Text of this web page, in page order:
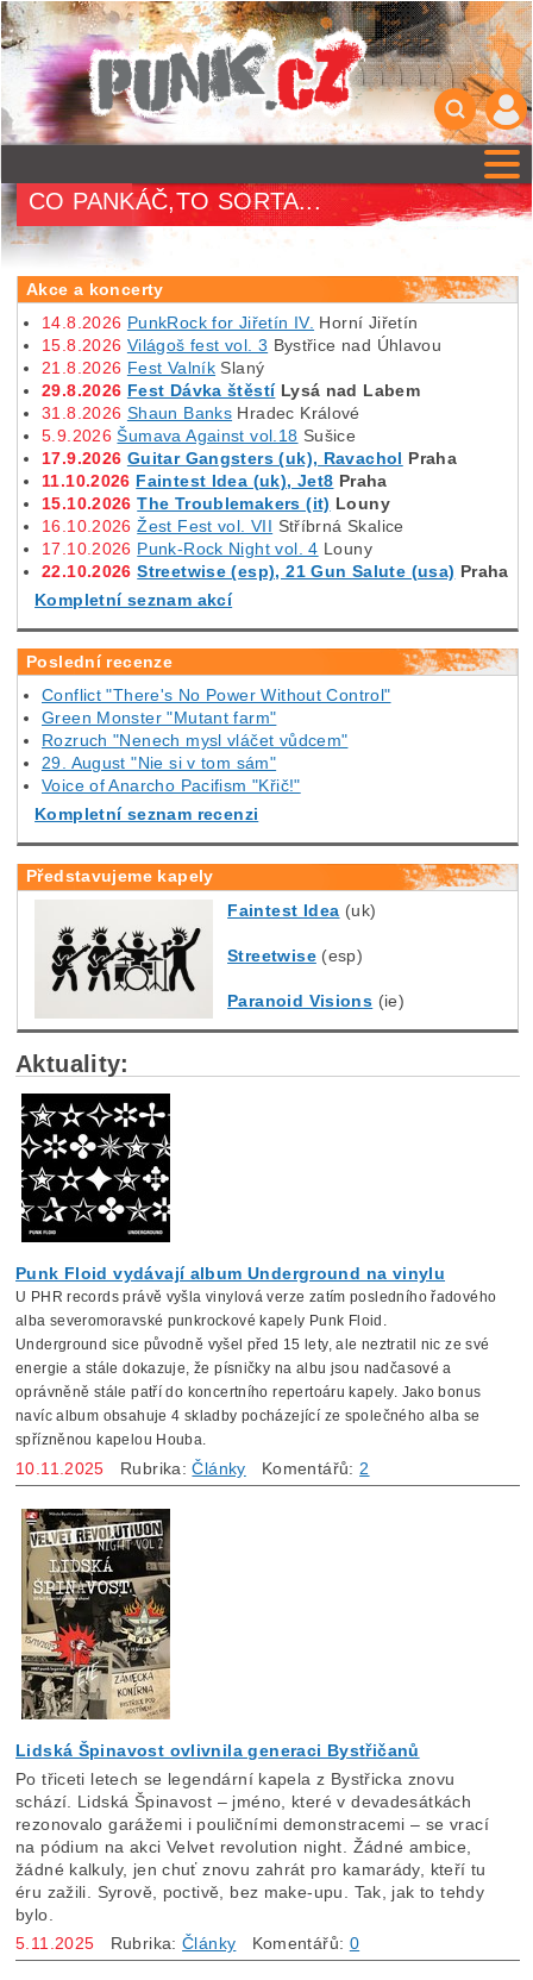
CO PANKÁČ,TO SORTA...
Akce a koncerty
14.8.2026 PunkRock for Jiřetín IV. Horní Jiřetín
15.8.2026 Világoš fest vol. 3 Bystřice nad Úhlavou
21.8.2026 Fest Valník Slaný
29.8.2026 Fest Dávka štěstíLysá nad Labem
31.8.2026 Shaun Banks Hradec Králové
5.9.2026 Šumava Against vol.18 Sušice
17.9.2026 Guitar Gangsters (uk), Ravachol Praha
11.10.2026 Faintest Idea (uk), Jet8 Praha
15.10.2026 The Troublemakers (it) Louny
16.10.2026 Žest Fest vol. VII Stříbrná Skalice
17.10.2026 Punk-Rock Night vol. 4 Louny
22.10.2026 Streetwise (esp), 21 Gun Salute (usa) Praha
Kompletní seznam akcí
Poslední recenze
Conflict "There's No Power Without Control"
Green Monster "Mutant farm"
Rozruch "Nenech mysl vláčet vůdcem"
29. August "Nie si v tom sám"
Voice of Anarcho Pacifism "Křič!"
Kompletní seznam recenzi
Představujeme kapely
Faintest Idea (uk)
Streetwise(esp)
Paranoid Visions (ie)
Aktuality:
Punk Floid vydávají album Underground na vinylu
U PHR records právě vyšla vinylová verze zatím posledního řadového
alba severomoravské punkrockové kapely Punk Floid.
Underground sice původně vyšel před 15 lety, ale neztratil nic ze své
energie a stále dokazuje, že písničky na albu jsou nadčasové a
oprávněně stále patří do koncertního repertoáru kapely. Jako bonus
navíc album obsahuje 4 skladby pocházející ze společného alba se
spřízněnou kapelou Houba.
10.11.2025 Rubrika:Články Komentářů:2
Lidská Špinavost ovlivnila generaci Bystřičanů
Po třiceti letech se legendární kapela z Bystřicka znovu
schází. Lidská Špinavost – jméno, které v devadesátkách
rezonovalo garážemi i pouličními demonstracemi – se vrací
na pódium na akci Velvet revolution night. Žádné ambice,
žádné kalkuly, jen chuť znovu zahrát pro kamarády, kteří tu
éru zažili. Syrově, poctivě, bez make-upu. Tak, jak to tehdy
bylo.
5.11.2025 Rubrika:Články Komentářů: 0